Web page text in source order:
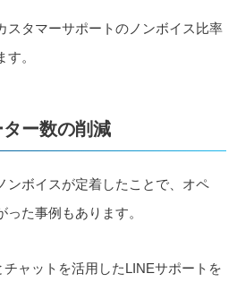
スタマーサポートのノンボイス比率
。
ー数の削減
ンボイスが定着したことで、オペ
た事例もあります。
ャットを活用したLINEサポートを